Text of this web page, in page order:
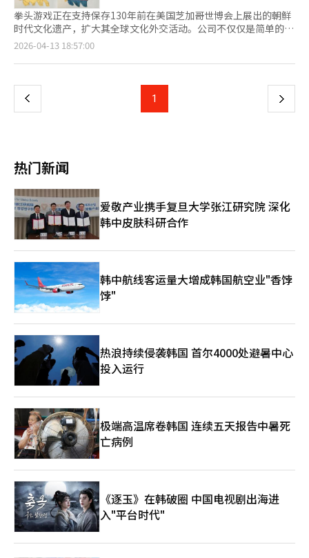
拳头游戏正在支持保存130年前在美国芝加哥世博会上展出的朝鲜
时代文化遗产，扩大其全球文化外交活动。公司不仅仅是简单的赞
助，还积极参与海外韩国文化遗产的保存和返还，持续进行长期的
芝加哥哥伦比亚世博会上展出的5件韩国文化遗产仪仗旗。这次保
仪仗旗进行。这些文物是朝鲜首次正式参加国际博览会时展出的27
件文化遗产的一部分。1893年的哥伦比亚世博会是象征美国工业
朝鲜时代王室出行或军事仪式中使用的象征物。特别是“虎旗”不
仅象征王室权威，还具有军事象征性，在宫廷礼仪和行列中象征王
权。仪仗旗是视觉上表达王室权威和秩序的重要文化遗产，也是理
解当时宫廷文化和礼仪体系的重要历史资料。拳头游戏支持这次保
存项目，以确保长期在海外的韩国文化遗产能够更稳定地保存，并
让国内外了解其历史价值。保存处理完成后，将于12月在国立古宫
博物馆举行的特别展览“世博会（暂定）”中首次在国内公开。自
2012年以来，拳头游戏与国家遗产厅合作，持续进行海外文化遗
产返还和保存项目。迄今为止，参与了7次海外文化遗产返还，包
括“释迦三尊图”、“文祖妃神贞王后王世子妃册封竹册”、“拓
庵先生文集册版”、“白瓷移东宫铭四角壶”、“中华宫
印”、“宝录”、“景福宫宣元殿匾额”等，支持韩国文物回归国
内。此外，拳头游戏还持续进行文化遗产保存处理项目。2022
王室礼仪文化的重要资料。2024年，支持国立古宫博物馆收藏的3
件朝鲜王室书画复制项目，参与扩大展览和研究利用基础。通过这
些活动，拳头游戏去年累计文化遗产赞助金额突破100亿韩元，被
评为国内企业中长期持续支持海外文化遗产返还和保存项目的案
例。拳头游戏的文化遗产支持与其在韩国市场的长期关系建立战略
密切相关。韩国是拳头游戏代表作《英雄联盟》的核心市场，也是
全球电子竞技中心。拳头游戏通过文化遗产支持，超越单纯的游戏
公司，强化其作为文化伙伴的地位。随着游戏产业成长为全球内容
产业，企业形象和品牌价值管理变得重要，因此文化支持活动成为
企业战略的一部分。特别是全球服务企业通过与各国文化的合作和
支持活动，建立长期市场基础的案例越来越多。这次仪仗旗保存支
持不仅是简单的赞助，还被视为同时推进韩国文化遗产保存和国际
认知扩大的文化外交活动。在AI和游戏、内容产业竞争加剧的背景
下，全球企业的文化影响力战略也在扩大。拳头游戏韩国代表赵赫
镇表示：“希望这次支持能保护长期在海外的我们文化遗产的价
值，并成为与更多人分享其意义的契机。”他还表示：“拳头游戏
2026-04-13 18:57:00
上
页
1 下
热门新闻
爱敬产业携手复旦大学张江研究院 深化
韩中皮肤科研合作
韩中航线客运量大增成韩国航空业"香饽
饽"
热浪持续侵袭韩国 首尔4000处避暑中心
投入运行
极端高温席卷韩国 连续五天报告中暑死
亡病例
《逐玉》在韩破圈 中国电视剧出海进
入"平台时代"